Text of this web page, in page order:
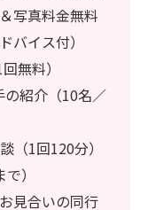
写真料金無料
バイス付）
無料）
紹介（10名／
1回120分）
）
見合いの同行